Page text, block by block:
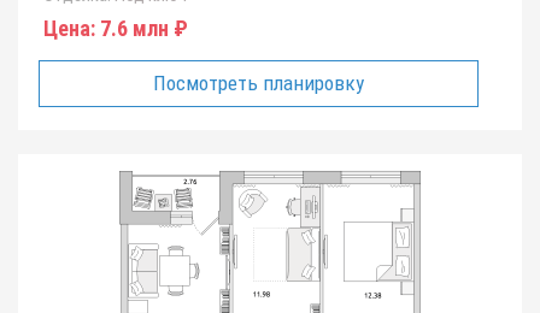
Цена: 7.6 млн ₽
Посмотреть планировку